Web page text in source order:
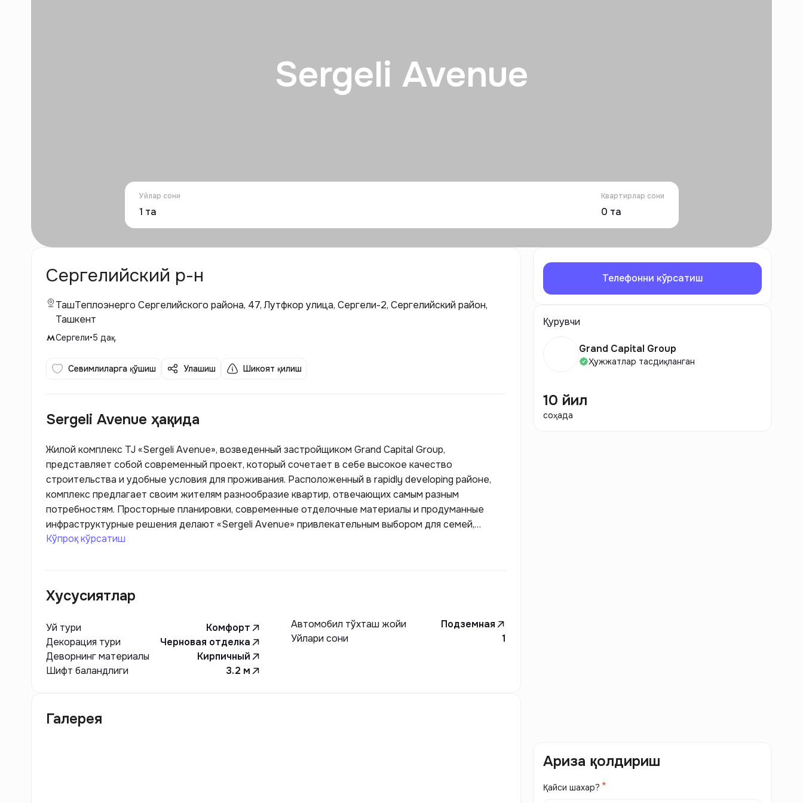
Sergeli Avenue
Уйлар сони
1 та
Квартирлар сони
0 та
Сергелийский р-н
ТашТеплоэнерго Сергелийского района, 47, Лутфкор улица, Сергели-2, Сергелийский район,
Ташкент
Сергели•5 дақ.
Севимлиларга қўшиш Улашиш Шикоят қилиш
Sergeli Avenue ҳақида
Жилой комплекс TJ «Sergeli Avenue», возведенный застройщиком Grand Capital Group,
представляет собой современный проект, который сочетает в себе высокое качество
строительства и удобные условия для проживания. Расположенный в rapidly developing районе,
комплекс предлагает своим жителям разнообразие квартир, отвечающих самым разным
потребностям. Просторные планировки, современные отделочные материалы и продуманные
инфраструктурные решения делают «Sergeli Avenue» привлекательным выбором для семей,
молодежи и людей, ищущих комфортное жилье.
Кўпроқ кўрсатиш
Хусусиятлар
Уй тури
Комфорт
Декорация тури
Черновая отделка
Деворнинг материалы
Кирпичный
Шифт баландлиги
3.2 м
Автомобил тўхташ жойи
Подземная
Уйлари сони
1
Галерея
Телефонни кўрсатиш
Қурувчи
Grand Capital Group
Ҳужжатлар тасдиқланган
10 йил
соҳада
Ариза қолдириш
Қайси шахар?